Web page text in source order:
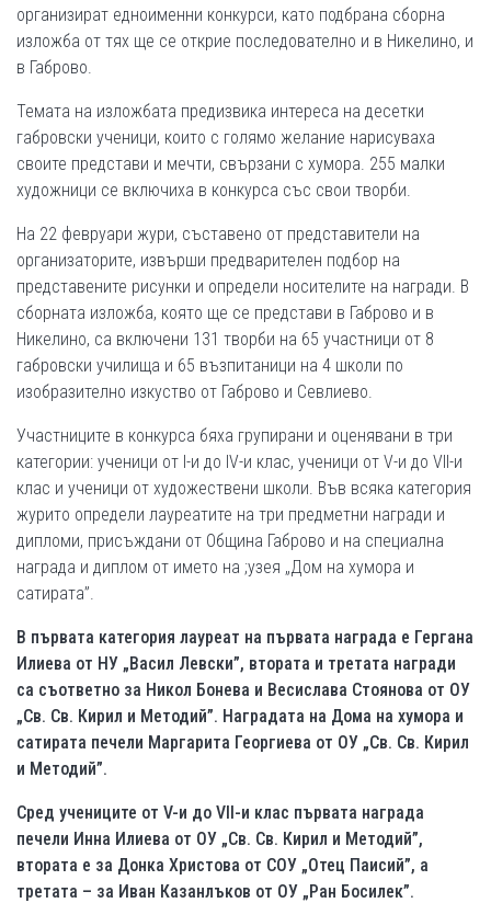
организират едноименни конкурси, като подбрана сборна
изложба от тях ще се открие последователно и в Никелино, и
в Габрово.
Темата на изложбата предизвика интереса на десетки
габровски ученици, които с голямо желание нарисуваха
своите представи и мечти, свързани с хумора. 255 малки
художници се включиха в конкурса със свои творби.
На 22 февруари жури, съставено от представители на
организаторите, извърши предварителен подбор на
представените рисунки и определи носителите на награди. В
сборната изложба, която ще се представи в Габрово и в
Никелино, са включени 131 творби на 65 участници от 8
габровски училища и 65 възпитаници на 4 школи по
изобразително изкуство от Габрово и Севлиево.
Участниците в конкурса бяха групирани и оценявани в три
категории: ученици от I-и до IV-и клас, ученици от V-и до VII-и
клас и ученици от художествени школи. Във всяка категория
журито определи лауреатите на три предметни награди и
дипломи, присъждани от Община Габрово и на специална
награда и диплом от името на ;узея „Дом на хумора и
сатирата”.
В първата категория лауреат на първата награда е Гергана
Илиева от НУ „Васил Левски”, втората и третата награди
са съответно за Никол Бонева и Весислава Стоянова от ОУ
„Св. Св. Кирил и Методий”. Наградата на Дома на хумора и
сатирата печели Маргарита Георгиева от ОУ „Св. Св. Кирил
и Методий”.
Сред учениците от V-и до VII-и клас първата награда
печели Инна Илиева от ОУ „Св. Св. Кирил и Методий”,
втората е за Донка Христова от СОУ „Отец Паисий”, а
третата – за Иван Казанлъков от ОУ „Ран Босилек”.